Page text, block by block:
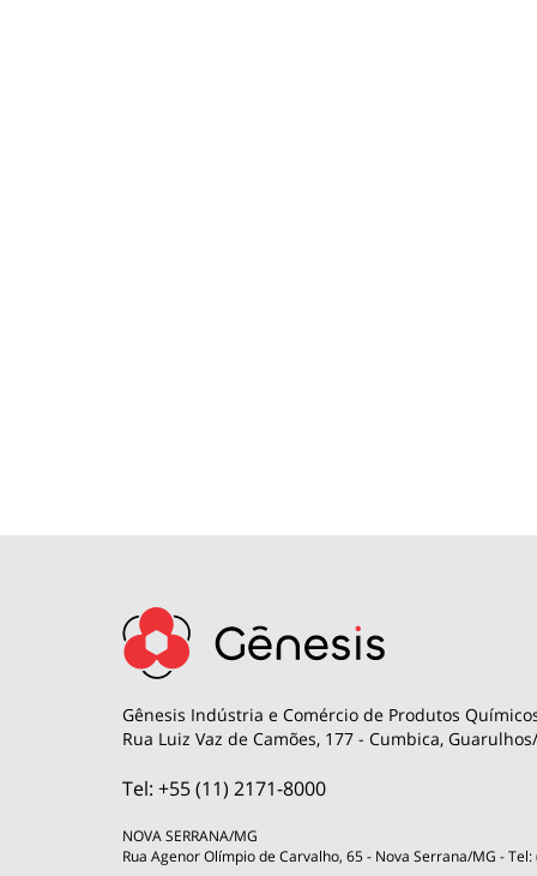
Gênesis Indústria e Comércio de Produtos
Rua Luiz Vaz de Camões, 177 - Cumbica,
Tel: +55 (11) 2171-8000
NOVA SERRANA/MG
Rua Agenor Olímpio de Carvalho, 65 - Nova Serrana/MG -